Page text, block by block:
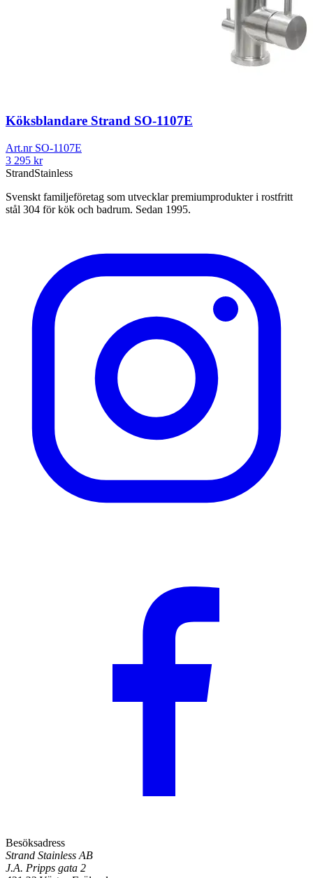
Köksblandare Strand SO-1107E
Art.nr SO-1107E
3 295 kr
StrandStainless
Svenskt familjeföretag som utvecklar premiumprodukter i rostfritt
stål 304 för kök och badrum. Sedan 1995.
Besöksadress
Strand Stainless AB
J.A. Pripps gata 2